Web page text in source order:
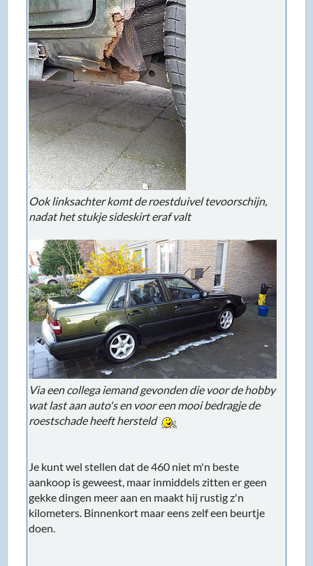
Ook linksachter komt de roestduivel tevoorschijn,
nadat het stukje sideskirt eraf valt
Via een collega iemand gevonden die voor de hobby
wat last aan auto's en voor een mooi bedragje de
roestschade heeft hersteld
Je kunt wel stellen dat de 460 niet m'n beste
aankoop is geweest, maar inmiddels zitten er geen
gekke dingen meer aan en maakt hij rustig z'n
kilometers. Binnenkort maar eens zelf een beurtje
doen.